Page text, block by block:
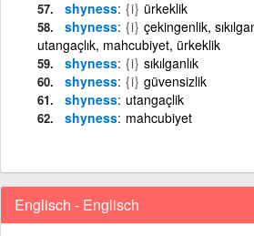
shyness {i} ürkeklik
shyness {i} çekingenlik,
utangaçlık, mahcubiyet, ürkeklik
shyness {i} sıkılganlık
shyness {i} güvensizlik
shyness utangaçlik
shyness mahcubiyet
Englisch - Englisch